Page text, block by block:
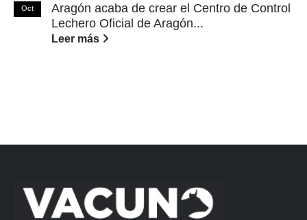
Oct
Aragón acaba de crear el Centro de Control
Lechero Oficial de Aragón...
Leer más